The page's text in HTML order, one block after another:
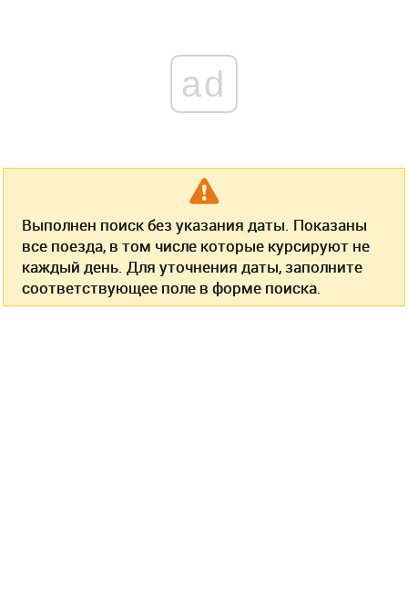
ad
Выполнен поиск без указания даты. Показаны
все поезда, в том числе которые курсируют не
каждый день. Для уточнения даты, заполните
соответствующее поле в форме поиска.